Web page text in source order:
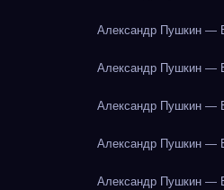
Александр Пушкин —
Александр Пушкин —
Александр Пушкин —
Александр Пушкин —
Александр Пушкин —